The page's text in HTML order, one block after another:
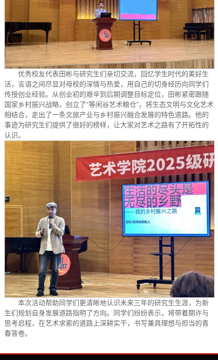
优秀校友代表田彬与研究生们亲切交流，回忆学生时代的美好生
活，言语之间尽显对母校的深情与热爱，用自己的切身经历向同学们
传授创业经验。从创业初的艰辛到后期调整目标定位，田彬紧密跟随
国家乡村振兴战略，创立了“等闲谷艺术粮仓”，将生态文明与文化艺术
相结合，走出了一条文旅产业与乡村振兴融合发展的特色道路。他的
事迹为研究生们提供了很好的榜样，让大家对艺术之路有了开拓性的
认识。
本次活动帮助同学们更清晰地认识未来三年的研究生生涯，为新
生们规划自身发展道路指明了方向。同学们纷纷表示，将带着期许与
思考启程，在艺术求索的道路上深耕实干，书写兼具理想与担当的青
春答卷。